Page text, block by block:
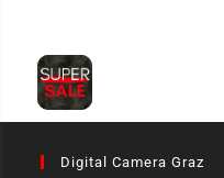
Digital Camera Graz